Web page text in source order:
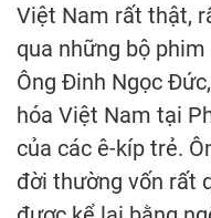
Việt Nam rất thật,
qua những bộ phim
Ông Đinh Ngọc
hóa Việt Nam tại
của các ê-kíp trẻ.
đời thường vốn rất